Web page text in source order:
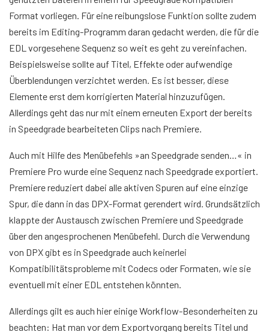
Format vorliegen. Für eine reibungslose Funktion sollte zudem
bereits im Editing-Programm daran gedacht werden, die für die
EDL vorgesehene Sequenz so weit es geht zu vereinfachen.
Beispielsweise sollte auf Titel, Effekte oder aufwendige
Überblendungen verzichtet werden. Es ist besser, diese
Elemente erst dem korrigierten Material hinzuzufügen.
Allerdings geht das nur mit einem erneuten Export der bereits
in Speedgrade bearbeiteten Clips nach Premiere.
Auch mit Hilfe des Menübefehls »an Speedgrade senden…« in
Premiere Pro wurde eine Sequenz nach Speedgrade exportiert.
Premiere reduziert dabei alle aktiven Spuren auf eine einzige
Spur, die dann in das DPX-Format gerendert wird. Grundsätzlich
klappte der Austausch zwischen Premiere und Speedgrade
über den angesprochenen Menübefehl. Durch die Verwendung
von DPX gibt es in Speedgrade auch keinerlei
Kompatibilitätsprobleme mit Codecs oder Formaten, wie sie
eventuell mit einer EDL entstehen könnten.
Allerdings gilt es auch hier einige Workflow-Besonderheiten zu
beachten: Hat man vor dem Exportvorgang bereits Titel und